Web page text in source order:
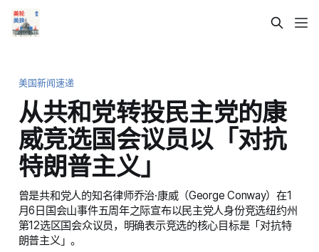
美国新闻速递
从共和党转投民主党的康
威竞选国会议员以「对抗
特朗普主义」
曾是共和党人的知名律师乔治·康威（George Conway）在1
月6日国会山事件五周年之际宣布以民主党人身份竞选纽约州
第12选区国会众议员，明确表示竞选的核心目标是「对抗特
朗普主义」。